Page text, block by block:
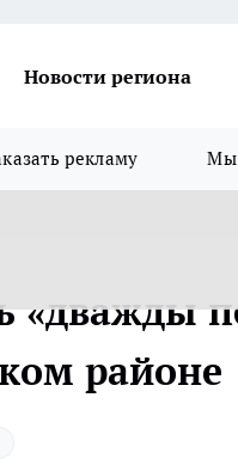
Новости региона
рекламу Мы
«дважды
районе